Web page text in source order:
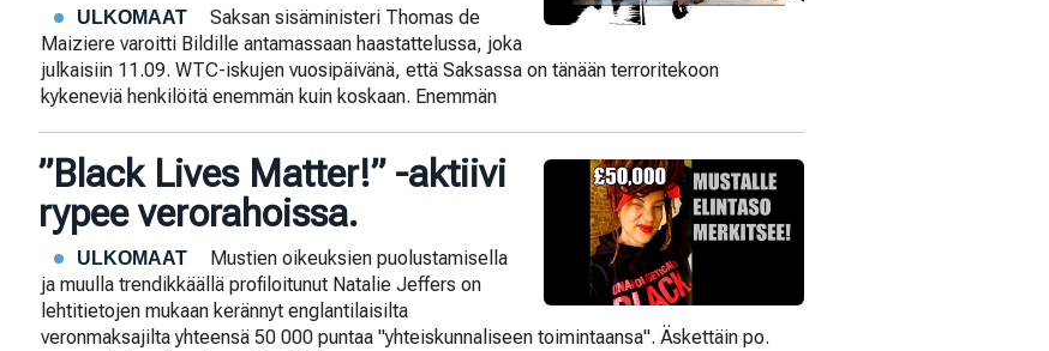
ULKOMAAT
Saksan sisäministeri Thomas de
Maiziere varoitti Bildille antamassaan haastattelussa, joka
julkaisiin 11.09. WTC-iskujen vuosipäivänä, että Saksassa on tänään terroritekoon
kykeneviä henkilöitä enemmän kuin koskaan. Enemmän
”Black Lives Matter!” -aktiivi
rypee verorahoissa.
ULKOMAAT
Mustien oikeuksien puolustamisella
ja muulla trendikkäällä profiloitunut Natalie Jeffers on
lehtitietojen mukaan kerännyt englantilaisilta
veronmaksajilta yhteensä 50 000 puntaa "yhteiskunnaliseen toimintaansa". Äskettäin po.